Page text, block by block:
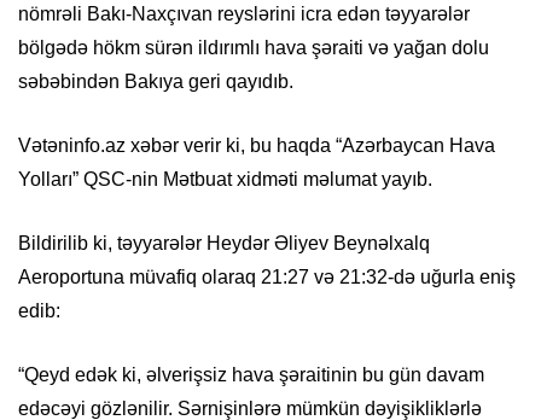
nömrəli Bakı-Naxçıvan reyslərini icra edən təyyarələr
bölgədə hökm sürən ildırımlı hava şəraiti və yağan dolu
səbəbindən Bakıya geri qayıdıb.
Vətəninfo.az xəbər verir ki, bu haqda “Azərbaycan Hava
Yolları” QSC-nin Mətbuat xidməti məlumat yayıb.
Bildirilib ki, təyyarələr Heydər Əliyev Beynəlxalq
Aeroportuna müvafiq olaraq 21:27 və 21:32-də uğurla eniş
edib:
“Qeyd edək ki, əlverişsiz hava şəraitinin bu gün davam
edəcəyi gözlənilir. Sərnişinlərə mümkün dəyişikliklərlə